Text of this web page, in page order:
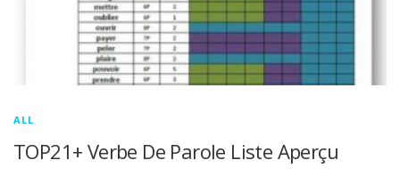
ALL
TOP21+ Verbe De Parole Liste Aperçu